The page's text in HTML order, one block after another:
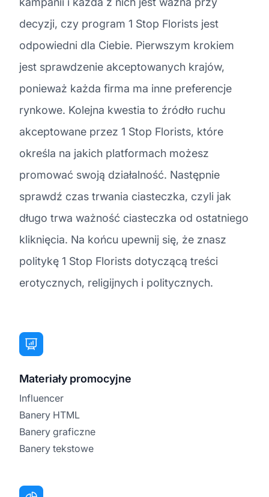
decyzji, czy program 1 Stop Florists jest
odpowiedni dla Ciebie. Pierwszym krokiem
jest sprawdzenie akceptowanych krajów,
ponieważ każda firma ma inne preferencje
rynkowe. Kolejna kwestia to źródło ruchu
akceptowane przez 1 Stop Florists, które
określa na jakich platformach możesz
promować swoją działalność. Następnie
sprawdź czas trwania ciasteczka, czyli jak
długo trwa ważność ciasteczka od ostatniego
kliknięcia. Na końcu upewnij się, że znasz
politykę 1 Stop Florists dotyczącą treści
erotycznych, religijnych i politycznych.
Materiały promocyjne
Influencer
Banery HTML
Banery graficzne
Banery tekstowe